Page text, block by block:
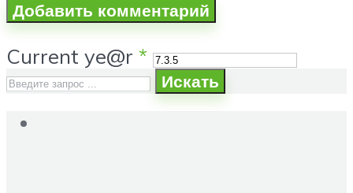
Current ye@r *
Искать